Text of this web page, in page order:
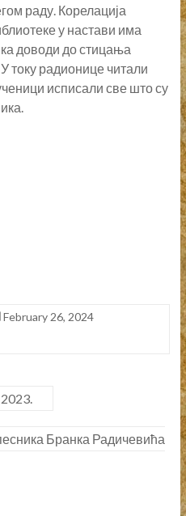
раду. Корелација
у настави има
доводи до стицања
току радионице читали
исписали све што су
February 26, 2024
Бранка Радичевића